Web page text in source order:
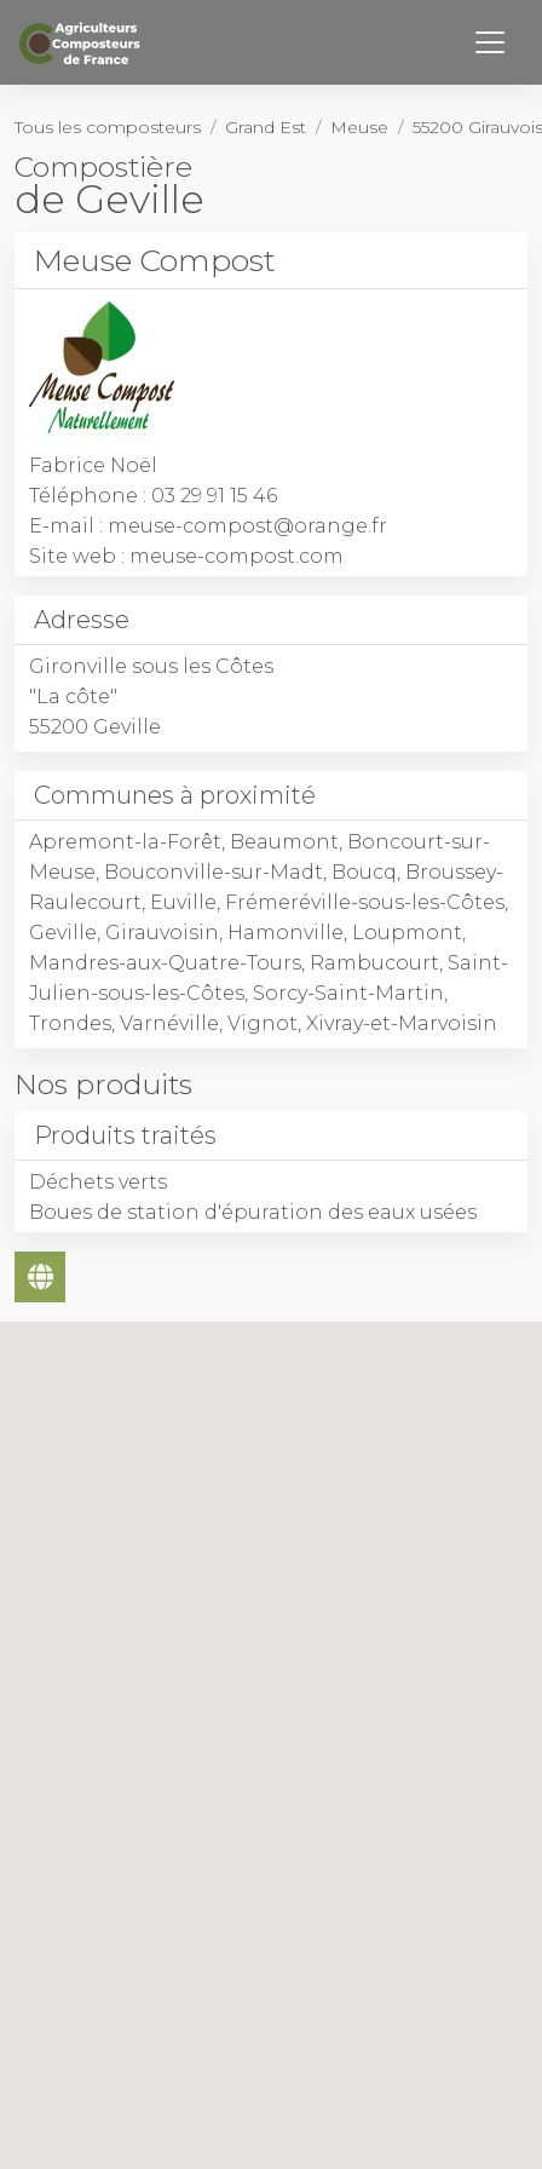
Activités
Tous les composteurs Grand Est Meuse 55200
Compostière
de Geville
Meuse Compost
Fabrice Noël
Téléphone : 03 29 91 15 46
E-mail : meuse-compost@orange.fr
Site web : meuse-compost.com
Adresse
Gironville sous les Côtes
"La côte"
55200 Geville
Communes à proximité
Apremont-la-Forêt Beaumont Boncourt-sur-
Meuse Bouconville-sur-Madt Boucq Broussey-
Raulecourt Euville Frémeréville-sous-les-Côtes
Geville Girauvoisin Hamonville Loupmont
Mandres-aux-Quatre-Tours Rambucourt Saint-
Julien-sous-les-Côtes Sorcy-Saint-Martin
Trondes Varnéville Vignot Xivray-et-Marvoisin
Nos produits
Produits traités
Déchets verts
Boues de station d'épuration des eaux usées